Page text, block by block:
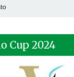
Cup 2024